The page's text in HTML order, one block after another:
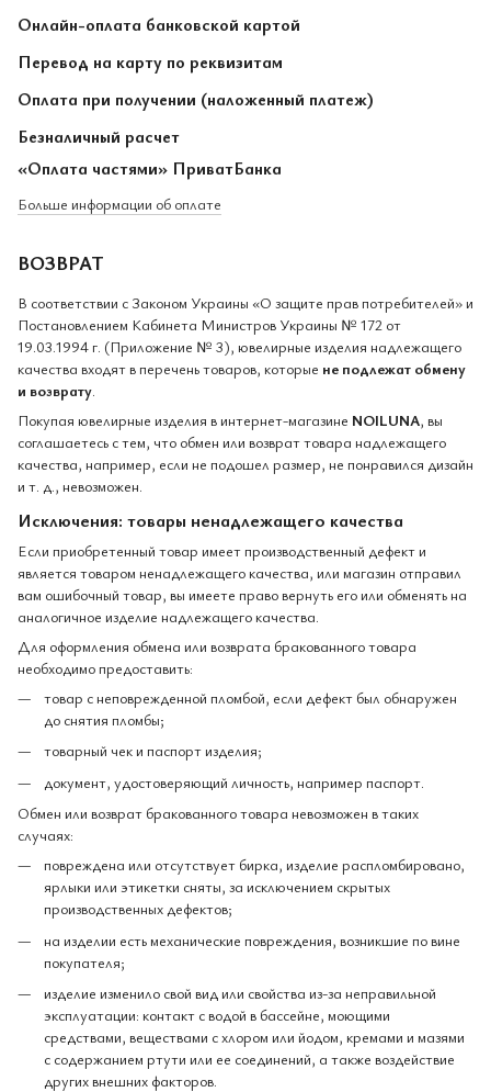
Онлайн-оплата банковской картой
Перевод на карту по реквизитам
Оплата при получении (наложенный платеж)
Безналичный расчет
«Оплата частями» ПриватБанка
Больше информации об оплате
ВОЗВРАТ
В соответствии с Законом Украины «О защите прав потребителей» и
Постановлением Кабинета Министров Украины № 172 от
19.03.1994 г. (Приложение № 3), ювелирные изделия надлежащего
качества входят в перечень товаров, которые не подлежат обмену
и возврату.
Покупая ювелирные изделия в интернет-магазине NOILUNA, вы
соглашаетесь с тем, что обмен или возврат товара надлежащего
качества, например, если не подошел размер, не понравился дизайн
и т. д., невозможен.
Исключения: товары ненадлежащего качества
Если приобретенный товар имеет производственный дефект и
является товаром ненадлежащего качества, или магазин отправил
вам ошибочный товар, вы имеете право вернуть его или обменять на
аналогичное изделие надлежащего качества.
Для оформления обмена или возврата бракованного товара
необходимо предоставить:
товар с неповрежденной пломбой, если дефект был обнаружен
до снятия пломбы;
товарный чек и паспорт изделия;
документ, удостоверяющий личность, например паспорт.
Обмен или возврат бракованного товара невозможен в таких
случаях:
повреждена или отсутствует бирка, изделие распломбировано,
ярлыки или этикетки сняты, за исключением скрытых
производственных дефектов;
на изделии есть механические повреждения, возникшие по вине
покупателя;
изделие изменило свой вид или свойства из-за неправильной
эксплуатации: контакт с водой в бассейне, моющими
средствами, веществами с хлором или йодом, кремами и мазями
с содержанием ртути или ее соединений, а также воздействие
других внешних факторов.